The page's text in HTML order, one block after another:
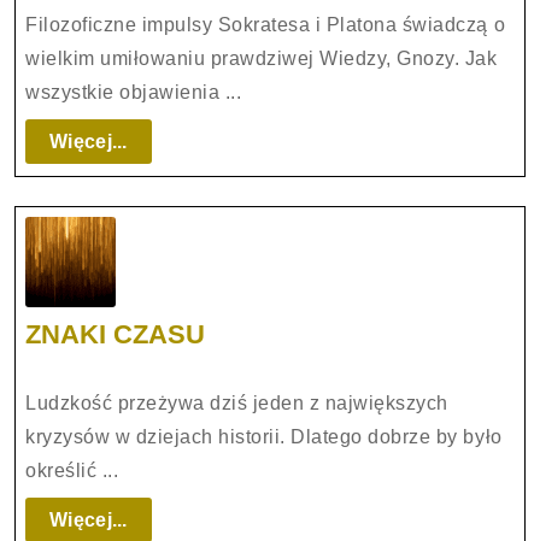
Platon
dający
Filozoficzne impulsy Sokratesa i Platona świadczą o
wielkim umiłowaniu prawdziwej Wiedzy, Gnozy. Jak
wszystkie objawienia ...
Więcej...
ZNAKI CZASU
Ludzkość przeżywa dziś jeden z naj­większych
kryzysów w dziejach his­torii. Dlatego dobrze by było
określić ...
Więcej...